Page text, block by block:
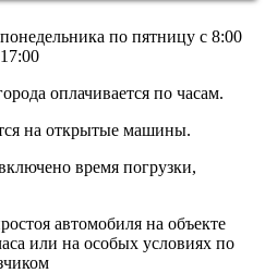
по пятницу с 8:00
оплачивается по часам.
на открытые машины.
время погрузки,
автомобиля на объекте
или на особых условиях по